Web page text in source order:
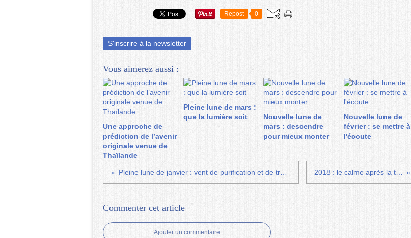
Repost 0
S'inscrire à la newsletter
Vous aimerez aussi :
Une approche de
prédiction de l’avenir
originale venue de
Thaïlande
Pleine lune de mars :
que la lumière soit
Nouvelle lune de
mars : descendre
pour mieux monter
Nouvelle lune de
février : se mettre à
l'écoute
2018 : le calme après la tempête
Commenter cet article
Ajouter un commentaire